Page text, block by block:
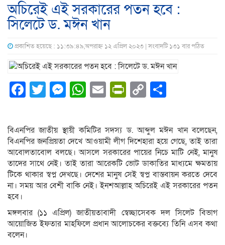
অচিরেই এই সরকারের পতন হবে :
সিলেটে ড. মঈন খান
প্রকাশিত হয়েছে : ১১:৩৯:৪৯,অপরাহ্ন ১২ এপ্রিল ২০২৩ | সংবাদটি ১৩১ বার পঠিত
Facebook
Twitter
Messenger
WhatsApp
EmailPrintFriendly
Copy
বিএনপির জাতীয় স্থায়ী কমিটির সদস্য ড. আব্দুল মঈন খান বলেছেন,
বিএনপির জনপ্রিয়তা দেখে আওয়ামী লীগ দিশেহারা হয়ে গেছে, তাই তারা
আবোলতাবোল বলছে। আসলে সরকারের পায়ের নিচে মাটি নেই, মানুষ
তাদের সাথে নেই। তাই তারা আরেকটি ভোট ডাকাতির মাধ্যমে ক্ষমতায়
টিকে থাকার স্বপ্ন দেখছে। দেশের মানুষ সেই স্বপ্ন বাস্তবায়ন করতে দেবে
না। সময় আর বেশী বাকি নেই। ইনশআল্লাহ অচিরেই এই সরকারের পতন
হবে।
মঙ্গলবার (১১ এপ্রিল) জাতীয়তাবাদী স্বেচ্ছাসেবক দল সিলেট বিভাগ
আয়োজিত ইফতার মাহফিলে প্রধান আলোচকের বক্তব্যে তিনি এসব কথা
বলেন।